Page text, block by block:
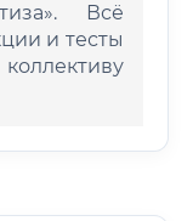
Всё
и тесты